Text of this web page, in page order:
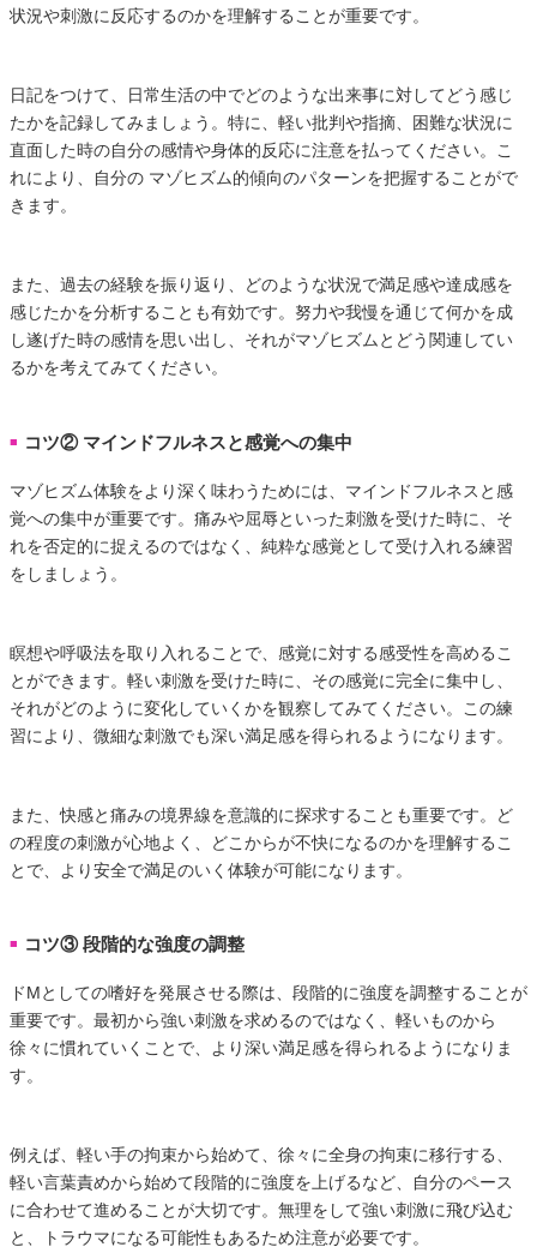
状況や刺激に反応するのかを理解することが重要です。
日記をつけて、日常生活の中でどのような出来事に対してどう感じ
たかを記録してみましょう。特に、軽い批判や指摘、困難な状況に
直面した時の自分の感情や身体的反応に注意を払ってください。こ
れにより、自分の マゾヒズム的傾向のパターンを把握することがで
きます。
また、過去の経験を振り返り、どのような状況で満足感や達成感を
感じたかを分析することも有効です。努力や我慢を通じて何かを成
し遂げた時の感情を思い出し、それがマゾヒズムとどう関連してい
るかを考えてみてください。
■ コツ② マインドフルネスと感覚への集中
マゾヒズム体験をより深く味わうためには、マインドフルネスと感
覚への集中が重要です。痛みや屈辱といった刺激を受けた時に、そ
れを否定的に捉えるのではなく、純粋な感覚として受け入れる練習
をしましょう。
瞑想や呼吸法を取り入れることで、感覚に対する感受性を高めるこ
とができます。軽い刺激を受けた時に、その感覚に完全に集中し、
それがどのように変化していくかを観察してみてください。この練
習により、微細な刺激でも深い満足感を得られるようになります。
また、快感と痛みの境界線を意識的に探求することも重要です。ど
の程度の刺激が心地よく、どこからが不快になるのかを理解するこ
とで、より安全で満足のいく体験が可能になります。
■ コツ③ 段階的な強度の調整
ドMとしての嗜好を発展させる際は、段階的に強度を調整することが
重要です。最初から強い刺激を求めるのではなく、軽いものから
徐々に慣れていくことで、より深い満足感を得られるようになりま
す。
例えば、軽い手の拘束から始めて、徐々に全身の拘束に移行する、
軽い言葉責めから始めて段階的に強度を上げるなど、自分のペース
に合わせて進めることが大切です。無理をして強い刺激に飛び込む
と、トラウマになる可能性もあるため注意が必要です。